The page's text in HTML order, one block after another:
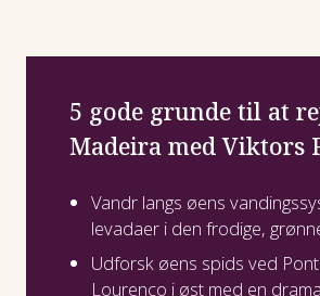
5 gode grunde til at
Madeira med Viktors
Vandr langs øens
levadaer i den frodige,
Udforsk øens spids ved
Lourenco i øst med en